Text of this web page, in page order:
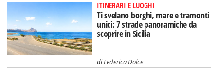
ITINERARI E LUOGHI
Ti svelano borghi, mare e tramonti
unici: 7 strade panoramiche da
scoprire in Sicilia
diFederica Dolce